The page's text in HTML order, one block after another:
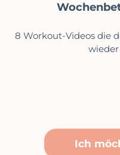
8 Workout-Videos die
Ich